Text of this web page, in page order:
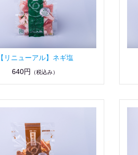
【リニューアル】ネギ塩
640円
（税込み）